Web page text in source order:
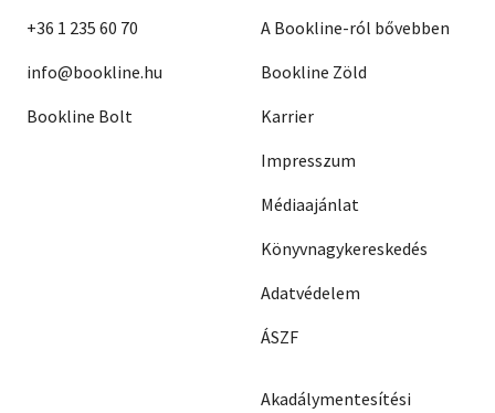
+36 1 235 60 70
info@bookline.hu
Bookline Bolt
A Bookline-ról bővebben
Bookline Zöld
Karrier
Impresszum
Médiaajánlat
Könyvnagykereskedés
Adatvédelem
ÁSZF
Akadálymentesítési